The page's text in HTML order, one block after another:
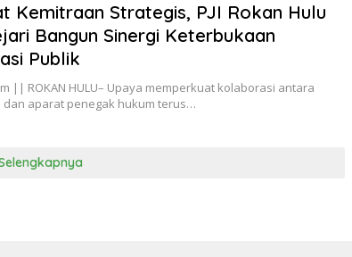
Kemitraan Strategis, PJI Rokan Hulu
Bangun Sinergi Keterbukaan
Publik
|| ROKAN HULU– Upaya memperkuat kolaborasi antara
dan aparat penegak hukum terus…